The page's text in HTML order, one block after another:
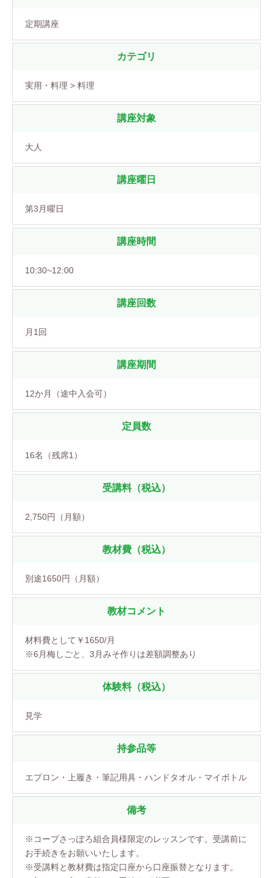
定期講座
カテゴリ
実用・料理 > 料理
講座対象
大人
講座曜日
第3月曜日
講座時間
10:30~12:00
講座回数
月1回
講座期間
12か月（途中入会可）
定員数
16名（残席1）
受講料（税込）
2,750円（月額）
教材費（税込）
別途1650円（月額）
教材コメント
材料費として￥1650/月
※6月梅しごと、3月みそ作りは差額調整あり
体験料（税込）
見学
持参品等
エプロン・上履き・筆記用具・ハンドタオル・マイボトル
備考
※コープさっぽろ組合員様限定のレッスンです。受講前に
お手続きをお願いいたします。
※受講料と教材費は指定口座から口座振替となります。